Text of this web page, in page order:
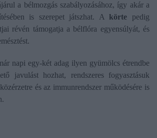
a bélmozgás szabályozásához, így akár a
is szerepet játszhat. A körte pedig
révén támogatja a bélflóra egyensúlyát, és
napi egy-két adag ilyen gyümölcs étrendbe
javulást hozhat, rendszeres fogyasztásuk
és az immunrendszer működésére is